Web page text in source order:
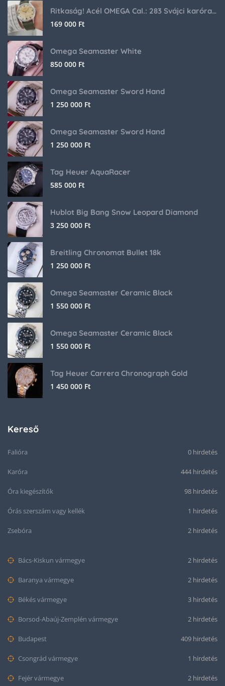
Ritkaság! Acél OMEGA Cal.: 283 Svájci karóra 1953-ból!
169 000 Ft
Omega Seamaster White
850 000 Ft
Omega Seamaster Sword Hand
1 250 000 Ft
Omega Seamaster Sword Hand
1 250 000 Ft
Tag Heuer AquaRacer
585 000 Ft
Hublot Big Bang Snow Leopard Diamond
3 250 000 Ft
Breitling Chronomat Bullet 18k
1 250 000 Ft
Omega Seamaster Ceramic Black
1 550 000 Ft
Omega Seamaster Ceramic Black
1 550 000 Ft
Tag Heuer Carrera Chronograph Gold
1 450 000 Ft
Kereső
Falióra 0 hirdetés
Karóra 444 hirdetés
Óra kiegészítők 98 hirdetés
Órás szerszám vagy kellék 1 hirdetés
Zsebóra 2 hirdetés
Bács-Kiskun vármegye 2 hirdetés
Baranya vármegye 2 hirdetés
Békés vármegye 3 hirdetés
Borsod-Abaúj-Zemplén vármegye 2 hirdetés
Budapest 409 hirdetés
Csongrád vármegye 1 hirdetés
Fejér vármegye 2 hirdetés